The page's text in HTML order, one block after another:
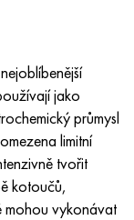
jako
průmysl
limitní
tvořit
kotoučů,
mohou vykonávat